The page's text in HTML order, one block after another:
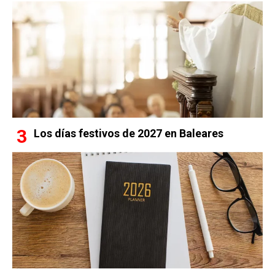
Los días festivos de 2027 en Baleares